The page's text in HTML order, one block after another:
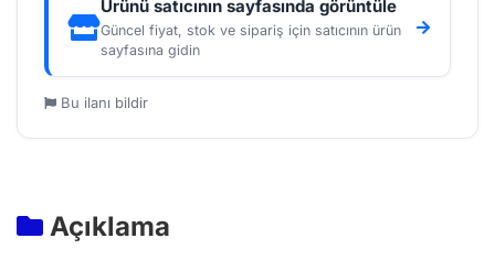
Ürünü satıcının sayfasında görüntüle
Güncel fiyat, stok ve sipariş için satıcının ürün
sayfasına gidin
Bu ilanı bildir
Açıklama